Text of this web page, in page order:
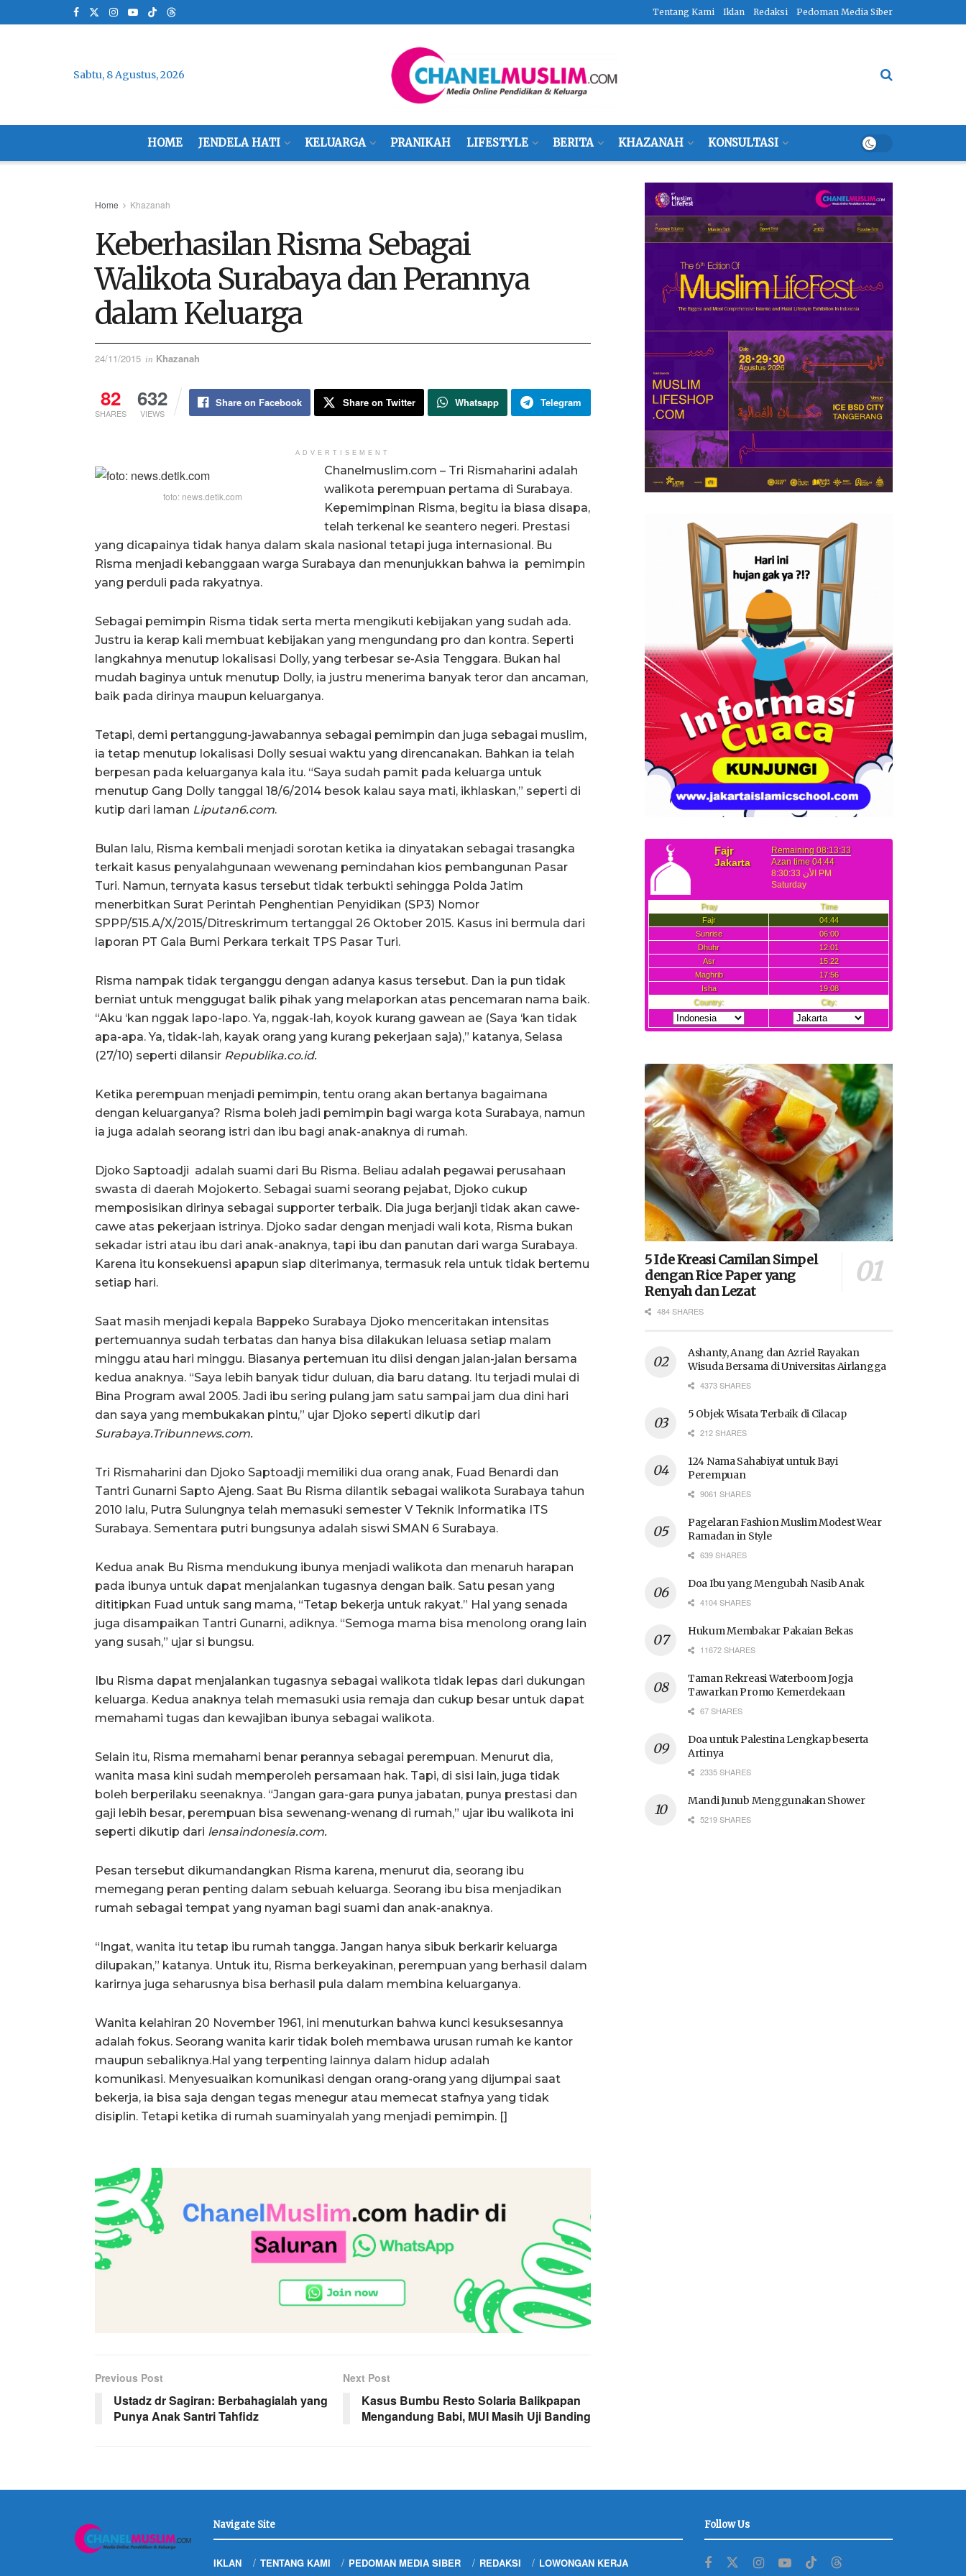
Tentang Kami Iklan Redaksi Pedoman Media Siber
Sabtu, 8 Agustus, 2026
HOME JENDELA HATI KELUARGA PRANIKAH LIFESTYLE BERITA KHAZANAH KONSULTASI
Home Khazanah
Keberhasilan Risma Sebagai
Walikota Surabaya dan Perannya
dalam Keluarga
24/11/2015 in Khazanah
82
SHARES
632
VIEWS
Share on Facebook Share on Twitter Whatsapp Telegram
ADVERTISEMENT
foto: news.detik.com
Chanelmuslim.com – Tri Rismaharini adalah
walikota perempuan pertama di Surabaya.
Kepemimpinan Risma, begitu ia biasa disapa,
telah terkenal ke seantero negeri. Prestasi
yang dicapainya tidak hanya dalam skala nasional tetapi juga internasional. Bu
Risma menjadi kebanggaan warga Surabaya dan menunjukkan bahwa ia pemimpin
yang perduli pada rakyatnya.
Sebagai pemimpin Risma tidak serta merta mengikuti kebijakan yang sudah ada.
Justru ia kerap kali membuat kebijakan yang mengundang pro dan kontra. Seperti
langkahnya menutup lokalisasi Dolly, yang terbesar se-Asia Tenggara. Bukan hal
mudah baginya untuk menutup Dolly, ia justru menerima banyak teror dan ancaman,
baik pada dirinya maupun keluarganya.
Tetapi, demi pertanggung-jawabannya sebagai pemimpin dan juga sebagai muslim,
ia tetap menutup lokalisasi Dolly sesuai waktu yang direncanakan. Bahkan ia telah
berpesan pada keluarganya kala itu. “Saya sudah pamit pada keluarga untuk
menutup Gang Dolly tanggal 18/6/2014 besok kalau saya mati, ikhlaskan,” seperti di
kutip dari laman Liputan6.com.
Bulan lalu, Risma kembali menjadi sorotan ketika ia dinyatakan sebagai trasangka
terkait kasus penyalahgunaan wewenang pemindahan kios pembangunan Pasar
Turi. Namun, ternyata kasus tersebut tidak terbukti sehingga Polda Jatim
menerbitkan Surat Perintah Penghentian Penyidikan (SP3) Nomor
SPPP/515.A/X/2015/Ditreskrimum tertanggal 26 Oktober 2015. Kasus ini bermula dari
laporan PT Gala Bumi Perkara terkait TPS Pasar Turi.
Risma nampak tidak terganggu dengan adanya kasus tersebut. Dan ia pun tidak
berniat untuk menggugat balik pihak yang melaporkan atas pencemaran nama baik.
“Aku ‘kan nggak lapo-lapo. Ya, nggak-lah, koyok kurang gawean ae (Saya ‘kan tidak
apa-apa. Ya, tidak-lah, kayak orang yang kurang pekerjaan saja),” katanya, Selasa
(27/10) seperti dilansir Republika.co.id.
Ketika perempuan menjadi pemimpin, tentu orang akan bertanya bagaimana
dengan keluarganya? Risma boleh jadi pemimpin bagi warga kota Surabaya, namun
ia juga adalah seorang istri dan ibu bagi anak-anaknya di rumah.
Djoko Saptoadji adalah suami dari Bu Risma. Beliau adalah pegawai perusahaan
swasta di daerah Mojokerto. Sebagai suami seorang pejabat, Djoko cukup
memposisikan dirinya sebagai supporter terbaik. Dia juga berjanji tidak akan cawe-
cawe atas pekerjaan istrinya. Djoko sadar dengan menjadi wali kota, Risma bukan
sekadar istri atau ibu dari anak-anaknya, tapi ibu dan panutan dari warga Surabaya.
Karena itu konsekuensi apapun siap diterimanya, termasuk rela untuk tidak bertemu
setiap hari.
Saat masih menjadi kepala Bappeko Surabaya Djoko menceritakan intensitas
pertemuannya sudah terbatas dan hanya bisa dilakukan leluasa setiap malam
minggu atau hari minggu. Biasanya pertemuan itu diisi dengan jalan-jalan bersama
kedua anaknya. “Saya lebih banyak tidur duluan, dia baru datang. Itu terjadi mulai di
Bina Program awal 2005. Jadi ibu sering pulang jam satu sampai jam dua dini hari
dan saya yang membukakan pintu,” ujar Djoko seperti dikutip dari
Surabaya.Tribunnews.com.
Tri Rismaharini dan Djoko Saptoadji memiliki dua orang anak, Fuad Benardi dan
Tantri Gunarni Sapto Ajeng. Saat Bu Risma dilantik sebagai walikota Surabaya tahun
2010 lalu, Putra Sulungnya telah memasuki semester V Teknik Informatika ITS
Surabaya. Sementara putri bungsunya adalah siswi SMAN 6 Surabaya.
Kedua anak Bu Risma mendukung ibunya menjadi walikota dan menaruh harapan
pada ibunya untuk dapat menjalankan tugasnya dengan baik. Satu pesan yang
dititipkan Fuad untuk sang mama, “Tetap bekerja untuk rakyat.” Hal yang senada
juga disampaikan Tantri Gunarni, adiknya. “Semoga mama bisa menolong orang lain
yang susah,” ujar si bungsu.
Ibu Risma dapat menjalankan tugasnya sebagai walikota tidak lepas dari dukungan
keluarga. Kedua anaknya telah memasuki usia remaja dan cukup besar untuk dapat
memahami tugas dan kewajiban ibunya sebagai walikota.
Selain itu, Risma memahami benar perannya sebagai perempuan. Menurut dia,
wanita masa kini sudah memperoleh persamaan hak. Tapi, di sisi lain, juga tidak
boleh berperilaku seenaknya. “Jangan gara-gara punya jabatan, punya prestasi dan
gaji lebih besar, perempuan bisa sewenang-wenang di rumah,” ujar ibu walikota ini
seperti dikutip dari lensaindonesia.com.
Pesan tersebut dikumandangkan Risma karena, menurut dia, seorang ibu
memegang peran penting dalam sebuah keluarga. Seorang ibu bisa menjadikan
rumah sebagai tempat yang nyaman bagi suami dan anak-anaknya.
“Ingat, wanita itu tetap ibu rumah tangga. Jangan hanya sibuk berkarir keluarga
dilupakan,” katanya. Untuk itu, Risma berkeyakinan, perempuan yang berhasil dalam
karirnya juga seharusnya bisa berhasil pula dalam membina keluarganya.
Wanita kelahiran 20 November 1961, ini menuturkan bahwa kunci kesuksesannya
adalah fokus. Seorang wanita karir tidak boleh membawa urusan rumah ke kantor
maupun sebaliknya.Hal yang terpenting lainnya dalam hidup adalah
komunikasi. Menyesuaikan komunikasi dengan orang-orang yang dijumpai saat
bekerja, ia bisa saja dengan tegas menegur atau memecat stafnya yang tidak
disiplin. Tetapi ketika di rumah suaminyalah yang menjadi pemimpin. []
Previous Post
Ustadz dr Sagiran: Berbahagialah yang
Punya Anak Santri Tahfidz
Next Post
Kasus Bumbu Resto Solaria Balikpapan
Mengandung Babi, MUI Masih Uji Banding
5 Ide Kreasi Camilan Simpel
dengan Rice Paper yang
Renyah dan Lezat
484 SHARES
Ashanty, Anang dan Azriel Rayakan
Wisuda Bersama di Universitas Airlangga
4373 SHARES
5 Objek Wisata Terbaik di Cilacap
212 SHARES
124 Nama Sahabiyat untuk Bayi
Perempuan
9061 SHARES
Pagelaran Fashion Muslim Modest Wear
Ramadan in Style
639 SHARES
Doa Ibu yang Mengubah Nasib Anak
4104 SHARES
Hukum Membakar Pakaian Bekas
11672 SHARES
Taman Rekreasi Waterboom Jogja
Tawarkan Promo Kemerdekaan
67 SHARES
Doa untuk Palestina Lengkap beserta
Artinya
2335 SHARES
Mandi Junub Menggunakan Shower
5219 SHARES
Navigate Site
IKLAN TENTANG KAMI PEDOMAN MEDIA SIBER REDAKSI LOWONGAN KERJA
Follow Us